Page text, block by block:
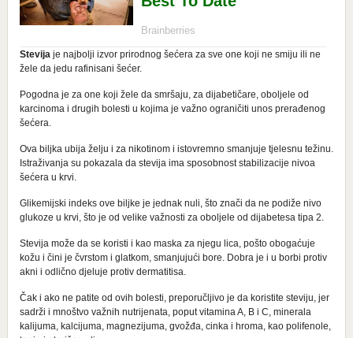
Stevija je najbolji izvor prirodnog šećera za sve one koji ne smiju ili ne
žele da jedu rafinisani šećer.
Pogodna je za one koji žele da smršaju, za dijabetičare, oboljele od
karcinoma i drugih bolesti u kojima je važno ograničiti unos prerađenog
šećera.
Ova biljka ubija želju i za nikotinom i istovremno smanjuje tjelesnu težinu.
Istraživanja su pokazala da stevija ima sposobnost stabilizacije nivoa
šećera u krvi.
Glikemijski indeks ove biljke je jednak nuli, što znači da ne podiže nivo
glukoze u krvi, što je od velike važnosti za oboljele od dijabetesa tipa 2.
Stevija može da se koristi i kao maska za njegu lica, pošto obogaćuje
kožu i čini je čvrstom i glatkom, smanjujući bore. Dobra je i u borbi protiv
akni i odlično djeluje protiv dermatitisa.
Čak i ako ne patite od ovih bolesti, preporučljivo je da koristite steviju, jer
sadrži i mnoštvo važnih nutrijenata, poput vitamina A, B i C, minerala
kalijuma, kalcijuma, magnezijuma, gvožđa, cinka i hroma, kao polifenole,